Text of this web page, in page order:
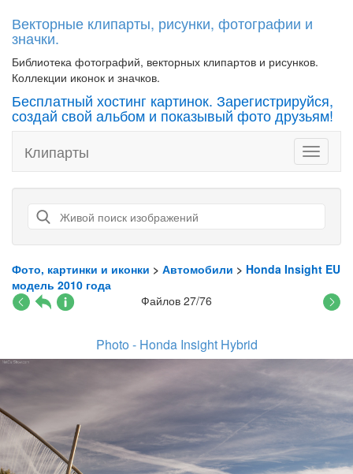
Векторные клипарты, рисунки, фотографии и
значки.
Библиотека фотографий, векторных клипартов и рисунков.
Коллекции иконок и значков.
Бесплатный хостинг картинок. Зарегистрируйся,
создай свой альбом и показывый фото друзьям!
Toggle
Клипарты
Фото, картинки и иконки > Автомобили > Honda Insight EU
модель 2010 года
Файлов 27/76
Photo - Honda Insight Hybrid